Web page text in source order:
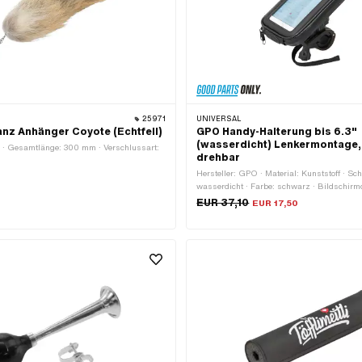
25971
Anhänger Coyote (Echtfell)
Gesamtlänge: 300 mm · Verschlussart:
UNIVERSAL
GPO Handy-Halterung bis 6.3"
(wasserdicht) Lenkermontage,
drehbar
Hersteller: GPO · Material: Kunststoff ·
wasserdicht · Farbe: schwarz ·
" · Breite: 105 mm · Höhe: 30 mm ·
Breite Lenkerklemme: 27 mm · Ø Lenker:
EUR 37,10 EUR 17,50